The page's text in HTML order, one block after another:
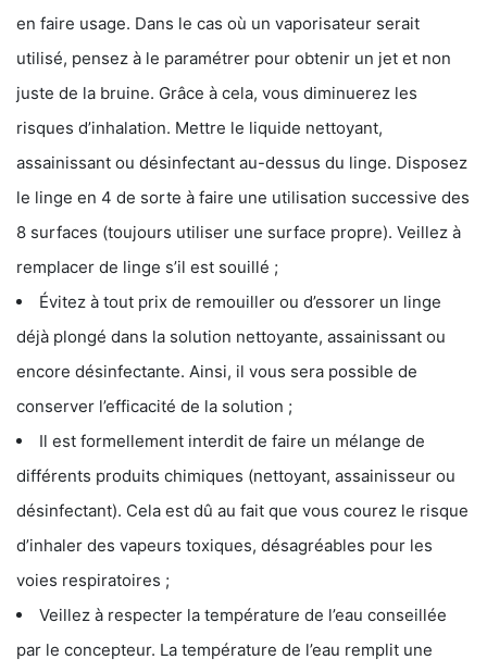
en faire usage. Dans le cas où un vaporisateur serait
utilisé, pensez à le paramétrer pour obtenir un jet et non
juste de la bruine. Grâce à cela, vous diminuerez les
risques d’inhalation. Mettre le liquide nettoyant,
assainissant ou désinfectant au-dessus du linge. Disposez
le linge en 4 de sorte à faire une utilisation successive des
8 surfaces (toujours utiliser une surface propre). Veillez à
remplacer de linge s’il est souillé ;
Évitez à tout prix de remouiller ou d’essorer un linge
déjà plongé dans la solution nettoyante, assainissant ou
encore désinfectante. Ainsi, il vous sera possible de
conserver l’efficacité de la solution ;
Il est formellement interdit de faire un mélange de
différents produits chimiques (nettoyant, assainisseur ou
désinfectant). Cela est dû au fait que vous courez le risque
d’inhaler des vapeurs toxiques, désagréables pour les
voies respiratoires ;
Veillez à respecter la température de l’eau conseillée
par le concepteur. La température de l’eau remplit une